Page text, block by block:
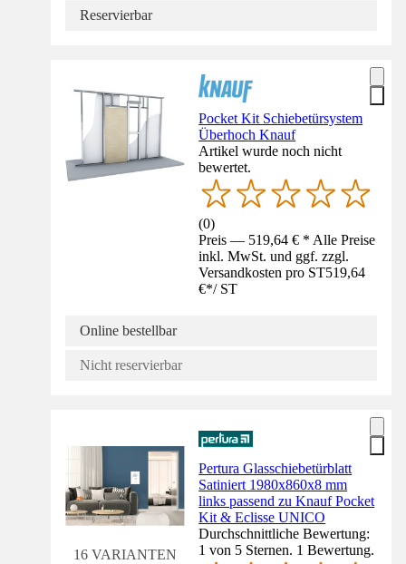
Reservierbar
Pocket Kit Schiebetürsystem
Überhoch Knauf
Artikel wurde noch nicht
bewertet.
(0)
Preis — 519,64 € * Alle Preise
inkl. MwSt. und ggf. zzgl.
Versandkosten pro ST519,64
€*/ ST
Online bestellbar
Nicht reservierbar
16 VARIANTEN
Pertura Glasschiebetürblatt
Satiniert 1980x860x8 mm
links passend zu Knauf Pocket
Kit & Eclisse UNICO
Durchschnittliche Bewertung:
1 von 5 Sternen. 1 Bewertung.